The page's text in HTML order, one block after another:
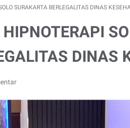
SURAKARTA BERLEGALITAS DINAS
DINAS